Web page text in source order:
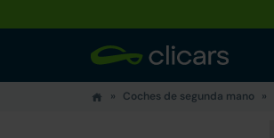
Coches de segunda mano